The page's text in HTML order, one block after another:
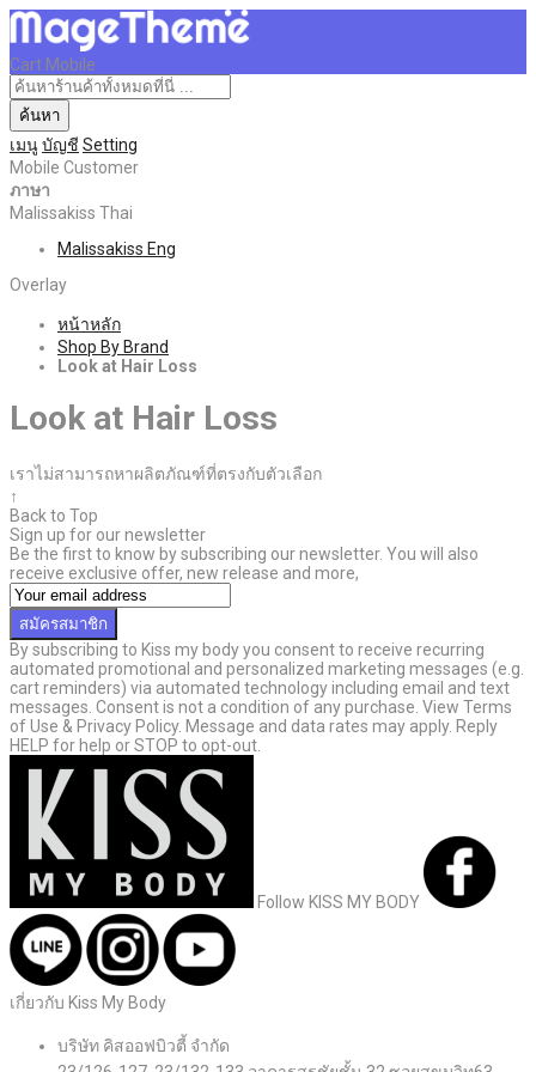
Cart Mobile
ค้นหา
เมนูบัญชี Setting
Mobile Customer
ภาษา
Malissakiss Thai
Malissakiss Eng
Overlay
หน้าหลัก
Shop By Brand
Look at Hair Loss
Look at Hair Loss
เราไม่สามารถหาผลิตภัณฑ์ที่ตรงกับตัวเลือก
↑
Back to Top
Sign up for our newsletter
Be the first to know by subscribing our newsletter. You will also
receive exclusive offer, new release and more,
สมัครสมาชิก
By subscribing to Kiss my body you consent to receive recurring
automated promotional and personalized marketing messages (e.g.
cart reminders) via automated technology including email and text
messages. Consent is not a condition of any purchase. View Terms
of Use & Privacy Policy. Message and data rates may apply. Reply
HELP for help or STOP to opt-out.
Follow KISS MY BODY
เกี่ยวกับ Kiss My Body
บริษัท คิสออฟบิวตี้ จำกัด